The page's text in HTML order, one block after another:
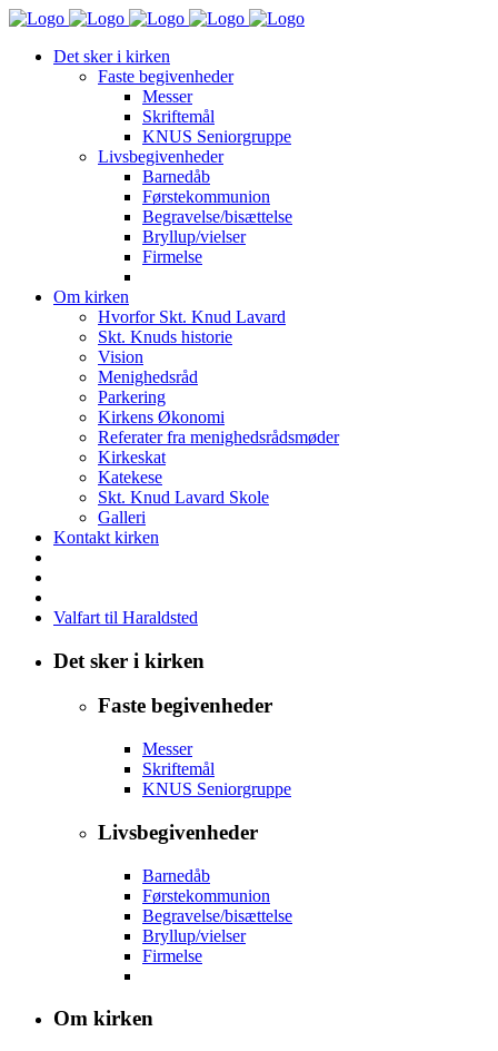
Det sker i kirken
Faste begivenheder
Messer
Skriftemål
KNUS Seniorgruppe
Livsbegivenheder
Barnedåb
Førstekommunion
Begravelse/bisættelse
Bryllup/vielser
Firmelse
Om kirken
Hvorfor Skt. Knud Lavard
Skt. Knuds historie
Vision
Menighedsråd
Parkering
Kirkens Økonomi
Referater fra menighedsrådsmøder
Kirkeskat
Katekese
Skt. Knud Lavard Skole
Galleri
Kontakt kirken
Valfart til Haraldsted
Det sker i kirken
Faste begivenheder
Messer
Skriftemål
KNUS Seniorgruppe
Livsbegivenheder
Barnedåb
Førstekommunion
Begravelse/bisættelse
Bryllup/vielser
Firmelse
Om kirken